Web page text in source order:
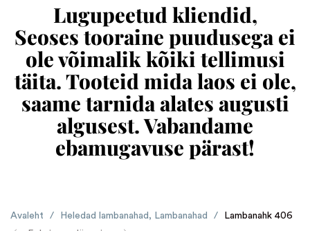
Lugupeetud kliendid,
Seoses tooraine puudusega ei
ole võimalik kõiki tellimusi
täita. Tooteid mida laos ei ole,
saame tarnida alates augusti
algusest. Vabandame
ebamugavuse pärast!
Avaleht / Heledad lambanahad , Lambanahad /
Lambanahk 406